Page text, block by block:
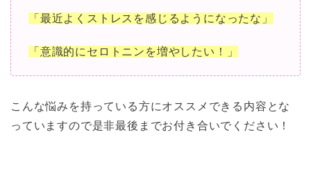
「最近よくストレスを感じるようになったな」
「意識的にセロトニンを増やしたい！」
こんな悩みを持っている方にオススメできる内容とな
っていますので是非最後までお付き合いでください！